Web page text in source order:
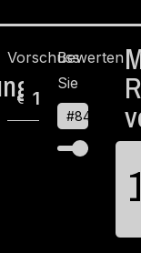
Vorschuss
€
Bewerten
Sie
#84